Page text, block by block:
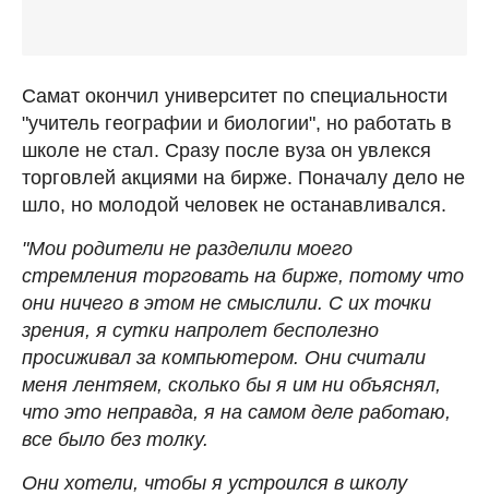
Самат окончил университет по специальности
"учитель географии и биологии", но работать в
школе не стал. Сразу после вуза он увлекся
торговлей акциями на бирже. Поначалу дело не
шло, но молодой человек не останавливался.
"Мои родители не разделили моего
стремления торговать на бирже, потому что
они ничего в этом не смыслили. С их точки
зрения, я сутки напролет бесполезно
просиживал за компьютером. Они считали
меня лентяем, сколько бы я им ни объяснял,
что это неправда, я на самом деле работаю,
все было без толку.
Они хотели, чтобы я устроился в школу